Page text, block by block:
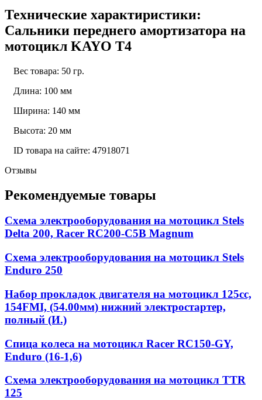
Технические характиристики:
Сальники переднего амортизатора на
мотоцикл KAYO T4
Вес товара: 50 гр.
Длина: 100 мм
Ширина: 140 мм
Высота: 20 мм
ID товара на сайте: 47918071
Отзывы
Рекомендуемые товары
Схема электрооборудования на мотоцикл Stels
Delta 200, Racer RC200-C5B Magnum
Схема электрооборудования на мотоцикл Stels
Enduro 250
Набор прокладок двигателя на мотоцикл 125cc,
154FMI, (54.00мм) нижний электростартер,
полный (И.)
Спица колеса на мотоцикл Racer RC150-GY,
Enduro (16-1,6)
Схема электрооборудования на мотоцикл TTR
125